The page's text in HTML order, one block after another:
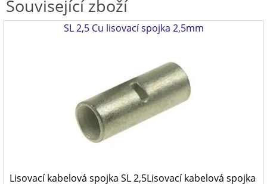
Související zboží
SL 2,5 Cu lisovací spojka 2,5mm
Lisovací kabelová spojka SL 2,5Lisovací kabelová spojka